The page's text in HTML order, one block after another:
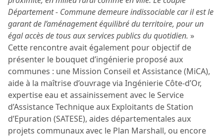
Département - Commune demeure indissociable car il est le
garant de l’aménagement équilibré du territoire, pour un
égal accès de tous aux services publics du quotidien. »
Cette rencontre avait également pour objectif de
présenter le bouquet d’ingénierie proposé aux
communes : une Mission Conseil et Assistance (MiCA),
aide à la maîtrise d’ouvrage via Ingénierie Côte-d’Or,
expertise eau et assainissement avec le Service
d’Assistance Technique aux Exploitants de Station
d’Epuration (SATESE), aides départementales aux
projets communaux avec le Plan Marshall, ou encore